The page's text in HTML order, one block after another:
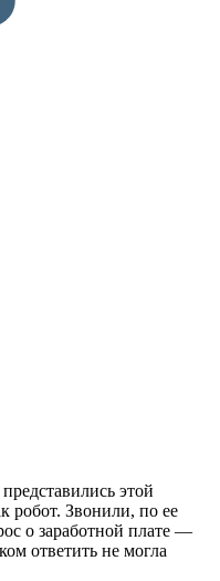
этой
робот. Звонили, по ее
о заработной плате —
ответить не могла